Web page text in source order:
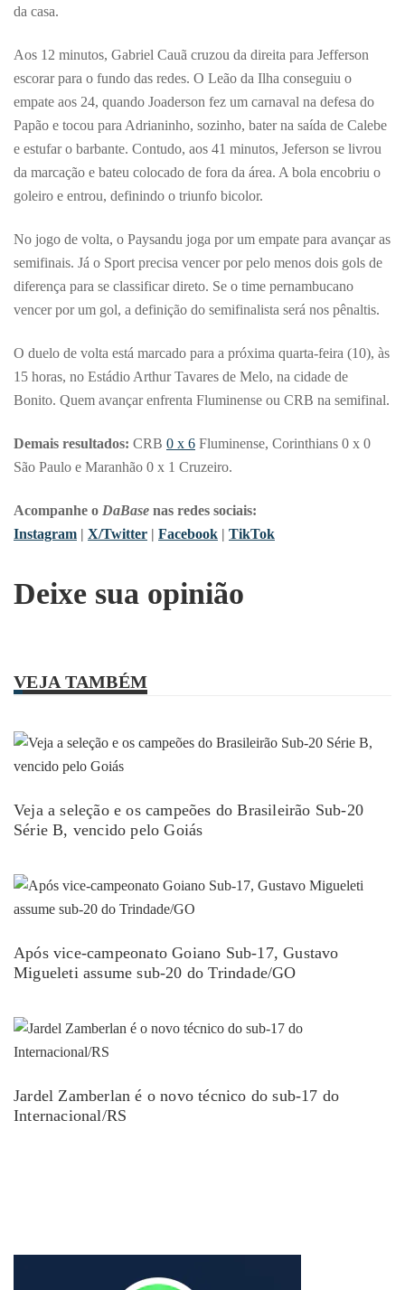
da casa.
Aos 12 minutos, Gabriel Cauã cruzou da direita para Jefferson
escorar para o fundo das redes. O Leão da Ilha conseguiu o
empate aos 24, quando Joaderson fez um carnaval na defesa do
Papão e tocou para Adrianinho, sozinho, bater na saída de Calebe
e estufar o barbante. Contudo, aos 41 minutos, Jeferson se livrou
da marcação e bateu colocado de fora da área. A bola encobriu o
goleiro e entrou, definindo o triunfo bicolor.
No jogo de volta, o Paysandu joga por um empate para avançar as
semifinais. Já o Sport precisa vencer por pelo menos dois gols de
diferença para se classificar direto. Se o time pernambucano
vencer por um gol, a definição do semifinalista será nos pênaltis.
O duelo de volta está marcado para a próxima quarta-feira (10), às
15 horas, no Estádio Arthur Tavares de Melo, na cidade de
Bonito. Quem avançar enfrenta Fluminense ou CRB na semifinal.
Demais resultados: CRB 0 x 6 Fluminense, Corinthians 0 x 0
São Paulo e Maranhão 0 x 1 Cruzeiro.
Acompanhe o DaBase nas redes sociais:
Instagram | X/Twitter | Facebook | TikTok
Deixe sua opinião
VEJA TAMBÉM
Veja a seleção e os campeões do Brasileirão Sub-20
Série B, vencido pelo Goiás
Após vice-campeonato Goiano Sub-17, Gustavo
Migueleti assume sub-20 do Trindade/GO
Jardel Zamberlan é o novo técnico do sub-17 do
Internacional/RS